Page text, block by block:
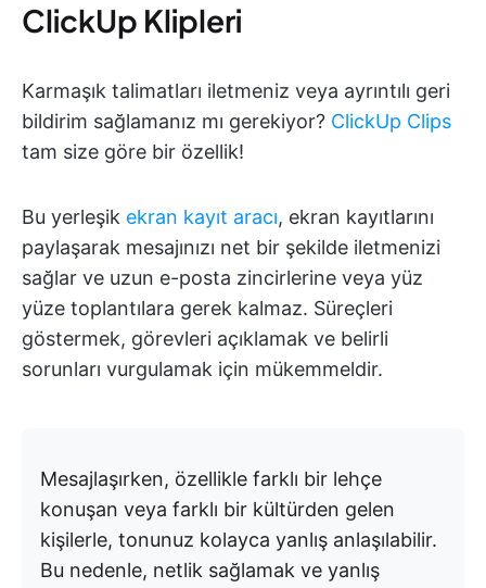
ClickUp Klipleri
Karmaşık talimatları iletmeniz veya ayrıntılı geri
bildirim sağlamanız mı gerekiyor? ClickUp Clips
tam size göre bir özellik!
Bu yerleşik ekran kayıt aracı, ekran kayıtlarını
paylaşarak mesajınızı net bir şekilde iletmenizi
sağlar ve uzun e-posta zincirlerine veya yüz
yüze toplantılara gerek kalmaz. Süreçleri
göstermek, görevleri açıklamak ve belirli
sorunları vurgulamak için mükemmeldir.
Mesajlaşırken, özellikle farklı bir lehçe
konuşan veya farklı bir kültürden gelen
kişilerle, tonunuz kolayca yanlış anlaşılabilir.
Bu nedenle, netlik sağlamak ve yanlış